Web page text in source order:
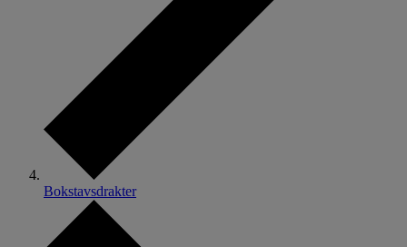
Bokstavsdrakter